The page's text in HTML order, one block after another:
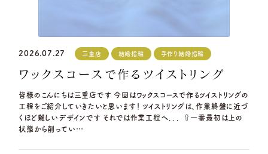
よくある質問
お店を探す
ブログ・新着情報
2026.07.27 三重店 結婚指輪 手作り結婚指輪
ワックスコースで作るツイストリング
皆様のこんにちは三重店です 今回はワックスコースで作るツイストリングの
工程をご紹介していきたいと思います！ ツイストリングは、作業終盤に近づ
くほど難しいデザインです それでは作業工程へ．．． ⇧一番最初は上の
状態から削ってい…
名古屋店 TEL.052-261-6676
10:00〜18:30
※祝日の場合は営業
岡崎店 TEL.0564-74-8033
定休日
火曜日・水曜日